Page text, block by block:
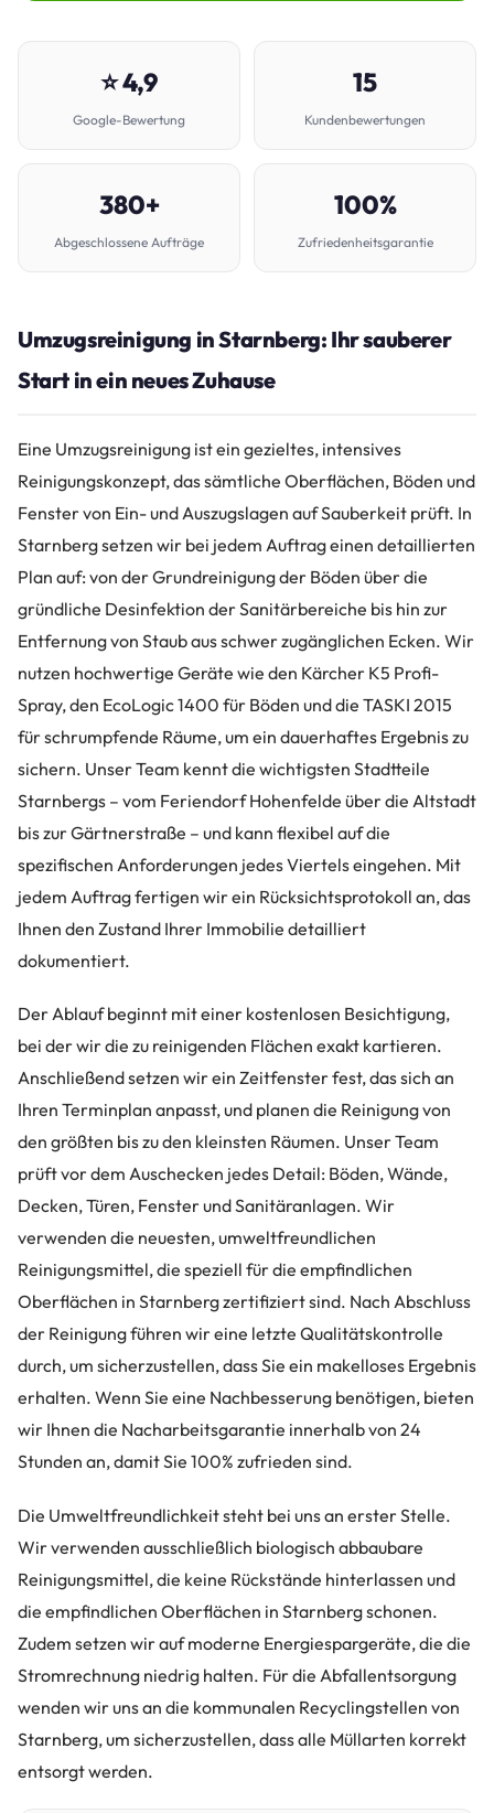
⭐ 4,9
Google-Bewertung
15
Kundenbewertungen
380+
Abgeschlossene Aufträge
100%
Zufriedenheitsgarantie
Umzugsreinigung in Starnberg: Ihr sauberer
Start in ein neues Zuhause
Eine Umzugsreinigung ist ein gezieltes, intensives
Reinigungskonzept, das sämtliche Oberflächen, Böden und
Fenster von Ein- und Auszugslagen auf Sauberkeit prüft. In
Starnberg setzen wir bei jedem Auftrag einen detaillierten
Plan auf: von der Grundreinigung der Böden über die
gründliche Desinfektion der Sanitärbereiche bis hin zur
Entfernung von Staub aus schwer zugänglichen Ecken. Wir
nutzen hochwertige Geräte wie den Kärcher K5 Profi-
Spray, den EcoLogic 1400 für Böden und die TASKI 2015
für schrumpfende Räume, um ein dauerhaftes Ergebnis zu
sichern. Unser Team kennt die wichtigsten Stadtteile
Starnbergs – vom Feriendorf Hohenfelde über die Altstadt
bis zur Gärtnerstraße – und kann flexibel auf die
spezifischen Anforderungen jedes Viertels eingehen. Mit
jedem Auftrag fertigen wir ein Rücksichtsprotokoll an, das
Ihnen den Zustand Ihrer Immobilie detailliert
dokumentiert.
Der Ablauf beginnt mit einer kostenlosen Besichtigung,
bei der wir die zu reinigenden Flächen exakt kartieren.
Anschließend setzen wir ein Zeitfenster fest, das sich an
Ihren Terminplan anpasst, und planen die Reinigung von
den größten bis zu den kleinsten Räumen. Unser Team
prüft vor dem Auschecken jedes Detail: Böden, Wände,
Decken, Türen, Fenster und Sanitäranlagen. Wir
verwenden die neuesten, umweltfreundlichen
Reinigungsmittel, die speziell für die empfindlichen
Oberflächen in Starnberg zertifiziert sind. Nach Abschluss
der Reinigung führen wir eine letzte Qualitätskontrolle
durch, um sicherzustellen, dass Sie ein makelloses Ergebnis
erhalten. Wenn Sie eine Nachbesserung benötigen, bieten
wir Ihnen die Nacharbeitsgarantie innerhalb von 24
Stunden an, damit Sie 100% zufrieden sind.
Die Umweltfreundlichkeit steht bei uns an erster Stelle.
Wir verwenden ausschließlich biologisch abbaubare
Reinigungsmittel, die keine Rückstände hinterlassen und
die empfindlichen Oberflächen in Starnberg schonen.
Zudem setzen wir auf moderne Energiespargeräte, die die
Stromrechnung niedrig halten. Für die Abfallentsorgung
wenden wir uns an die kommunalen Recyclingstellen von
Starnberg, um sicherzustellen, dass alle Müllarten korrekt
entsorgt werden.